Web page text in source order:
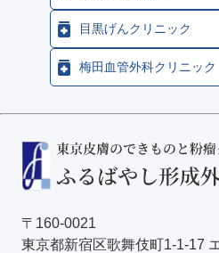
目黒げんクリニック
梅田血管外科クリニック
〒160-0021
東京都新宿区歌舞伎町1-1-17